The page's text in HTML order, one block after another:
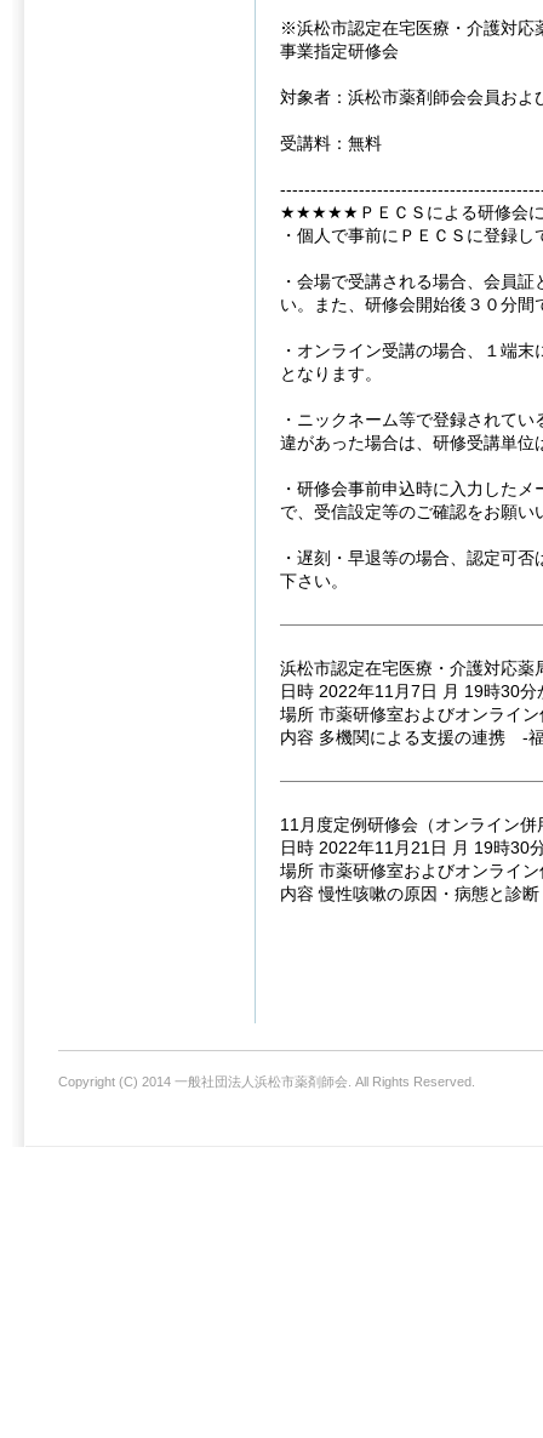
※浜松市認定在宅医療・介護対応
事業指定研修会
対象者：浜松市薬剤師会会員お
受講料：無料
★★★★★ＰＥＣＳによる研修
・個人で事前にＰＥＣＳに登録
・会場で受講される場合、会員
い。また、研修会開始後３０分間
・オンライン受講の場合、１端
となります。
・ニックネーム等で登録されて
違があった場合は、研修受講単位
・研修会事前申込時に入力した
で、受信設定等のご確認をお願い
・遅刻・早退等の場合、認定可
下さい。
浜松市認定在宅医療・介護対応
日時 2022年11月7日 月 19時30分
場所 市薬研修室およびオンライン
内容 多機関による支援の連携 -
11月度定例研修会（オンライン併
日時 2022年11月21日 月 19時30
場所 市薬研修室およびオンライン
内容 慢性咳嗽の原因・病態と診
Copyright (C) 2014 一般社団法人浜松市薬剤師会. All Rights Reserved.